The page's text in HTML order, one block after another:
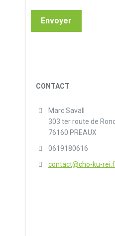
CONTACT
Marc Savall
303 ter route de
76160 PREAUX
0619180616
contact@cho-ku-